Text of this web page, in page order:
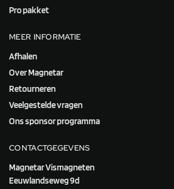
Pro pakket
MEER INFORMATIE
Afhalen
Over Magnetar
Retourneren
Veelgestelde vragen
Ons sponsor programma
CONTACTGEGEVENS
Magnetar Vismagneten
Eeuwlandseweg 9d